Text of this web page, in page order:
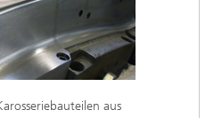
aus